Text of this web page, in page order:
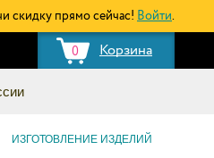
прямо сейчас! Войти.
0 Корзина
ИЗГОТОВЛЕНИЕ ИЗДЕЛИЙ